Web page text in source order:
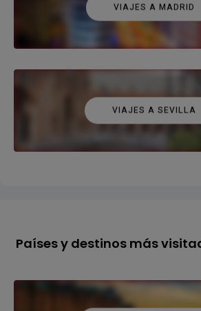
VIAJES A MADRID
VIAJES A SEVILLA
Países y destinos más